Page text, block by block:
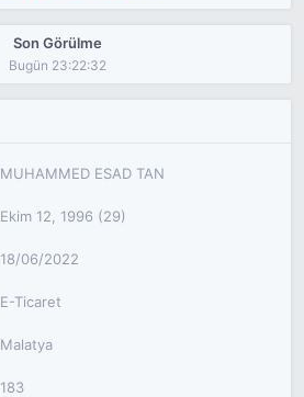
Son Görülme
Bugün 23:22:32
MUHAMMED ESAD TAN
Ekim 12, 1996 (29)
18/06/2022
E-Ticaret
Malatya
183